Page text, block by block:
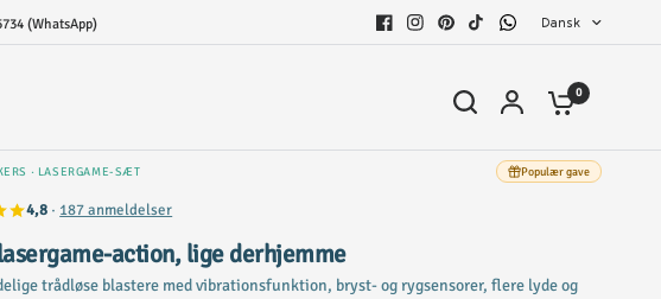
(WhatsApp) Dansk
0
· LASERGAME-SÆT Populær gave
4,8 · 187 anmeldelser
action, lige derhjemme
trådløse blastere med vibrationsfunktion, bryst- og rygsensorer, flere lyde og